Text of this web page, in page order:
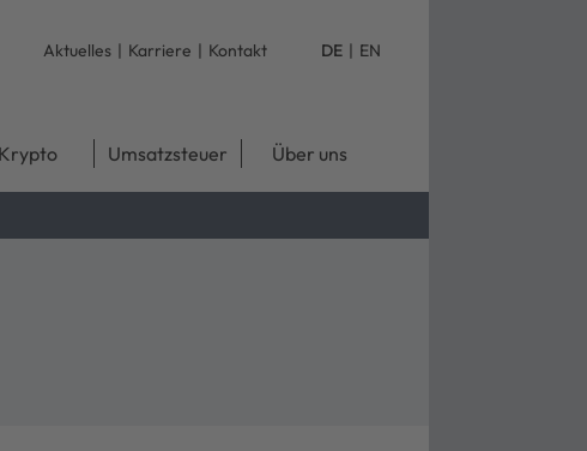
Aktuelles | Karriere | Kontakt DE | EN
Krypto Umsatzsteuer Über uns